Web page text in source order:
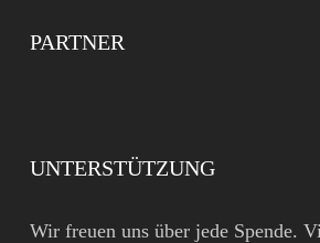
PARTNER
UNTERSTÜTZUNG
Wir freuen uns über jede Spende.